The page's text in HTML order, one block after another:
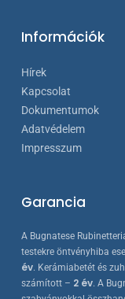
Információk
Hírek
Kapcsolat
Dokumentumok
Adatvédelem
Impresszum
Garancia
A Bugnatese
testekre öntvényhiba
év. Kerámiabetét és
számított – 2 év. A